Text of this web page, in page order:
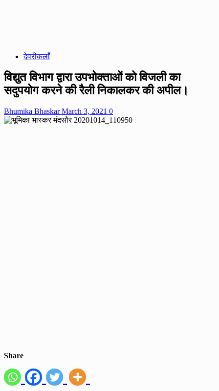
देवरीकलाँ
विद्युत विभाग द्वारा उपभोक्ताओं को विजली का
सदुपयोग करने की रैली निकालकर की अपील।
Bhumika BhaskarMarch 3, 2021 0
Share